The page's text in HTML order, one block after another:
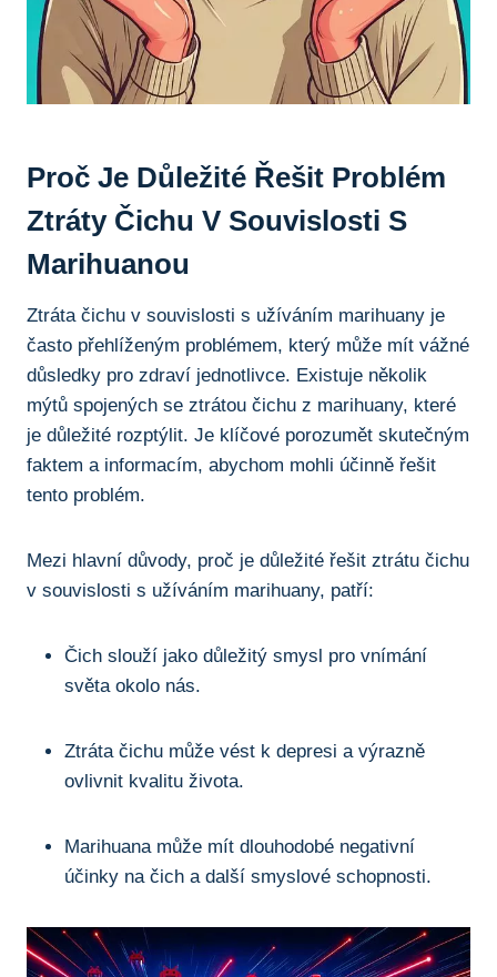
Proč Je ⁣důležité Řešit Problém
Ztráty Čichu V Souvislosti S
Marihuanou
Ztráta čichu⁣ v souvislosti s⁣ užíváním⁣ marihuany ​je
často⁣ přehlíženým ⁢problémem,⁤ který‌ může mít vážné⁢
důsledky pro zdraví jednotlivce. Existuje několik
mýtů spojených se⁢ ztrátou⁤ čichu z marihuany, které
je důležité rozptýlit. Je ‍klíčové porozumět skutečným
faktem a informacím, abychom⁣ mohli ​účinně ⁢řešit
tento​ problém.
Mezi hlavní důvody, ⁣proč je důležité řešit ztrátu​ čichu⁢
v ‌souvislosti ‌s užíváním marihuany,⁤ patří:
Čich slouží jako důležitý ​smysl ‌pro vnímání ​
světa‌ okolo nás.
Ztráta čichu může vést​ k depresi‌ a výrazně
ovlivnit ⁢kvalitu života.
Marihuana může mít dlouhodobé negativní
účinky ‌na‍ čich a ⁢další smyslové schopnosti.